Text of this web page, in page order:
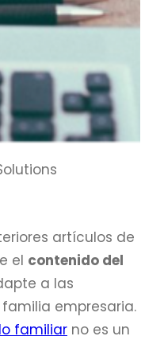
artículos de
el contenido del
a las
empresaria.
familiar no es un